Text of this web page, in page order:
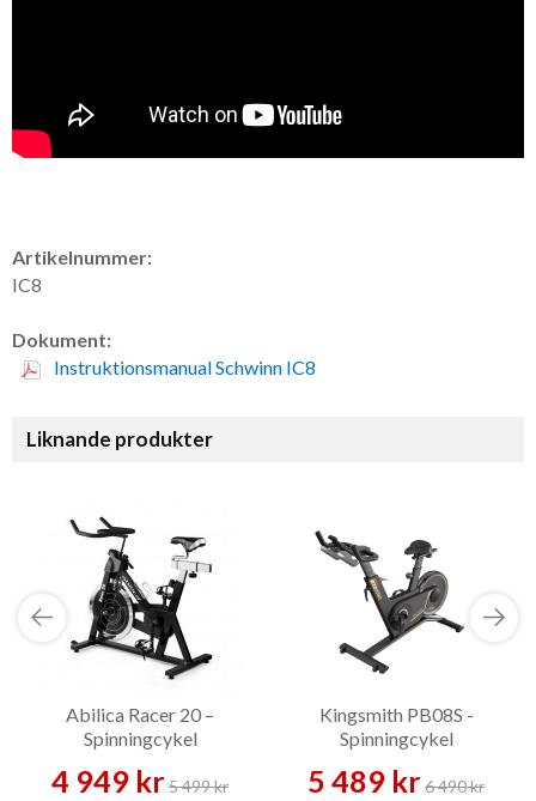
Artikelnummer:
IC8
Dokument:
Instruktionsmanual Schwinn IC8
Liknande produkter
Abilica Racer 20 –
Spinningcykel
4 949 kr5 499 kr
Kingsmith PB08S -
Spinningcykel
5 489 kr6 490 kr